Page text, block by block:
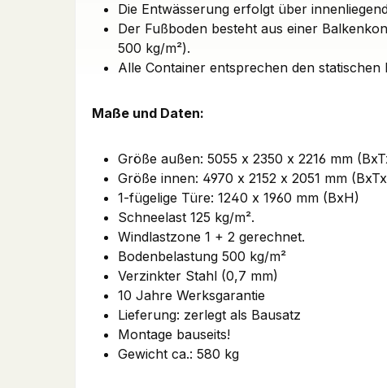
Die Entwässerung erfolgt über
Der Fußboden besteht aus einer
500 kg/m²).
Alle Container entsprechen den statischen
Maße und Daten:
Größe außen: 5055 x 2350 x 2216 mm
Größe innen: 4970 x 2152 x 2051 mm
1-fügelige Türe: 1240 x 1960 mm (BxH)
Schneelast 125 kg/m².
Windlastzone 1 + 2 gerechnet.
Bodenbelastung 500 kg/m²
Verzinkter Stahl (0,7 mm)
10 Jahre Werksgarantie
Lieferung: zerlegt als Bausatz
Montage bauseits!
Gewicht ca.: 580 kg